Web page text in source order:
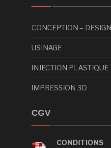
CONCEPTION – DESIGN
USINAGE
INJECTION PLASTIQUE
IMPRESSION 3D
CGV
CONDITIONS